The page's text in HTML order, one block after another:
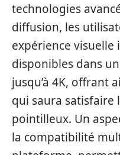
technologies
diffusion, les
expérience visuelle
disponibles dans
jusqu’à 4K, offrant
qui saura satisfaire
pointilleux. Un
la compatibilité